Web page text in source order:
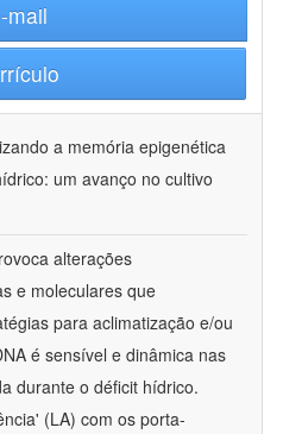
mail
a memória epigenética
um avanço no cultivo
alterações
e moleculares que
para aclimatização e/ou
é sensível e dinâmica nas
durante o déficit hídrico.
(LA) com os porta-